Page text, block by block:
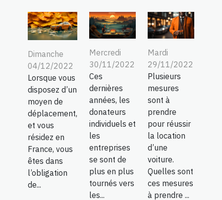
Dimanche
04/12/2022
Lorsque vous
disposez d’un
moyen de
déplacement,
et vous
résidez en
France, vous
êtes dans
l’obligation
de...
Mercredi
30/11/2022
Ces
dernières
années, les
donateurs
individuels et
les
entreprises
se sont de
plus en plus
tournés vers
les...
Mardi
29/11/2022
Plusieurs
mesures
sont à
prendre
pour réussir
la location
d’une
voiture.
Quelles sont
ces mesures
à prendre ...